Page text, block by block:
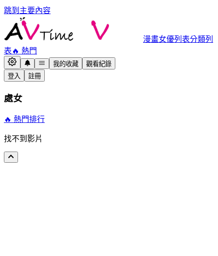
跳到主要內容
漫畫女優列表分類列
表 🔥 熱門
我的收藏
觀看紀錄
登入
註冊
處女
🔥 熱門排行
找不到影片